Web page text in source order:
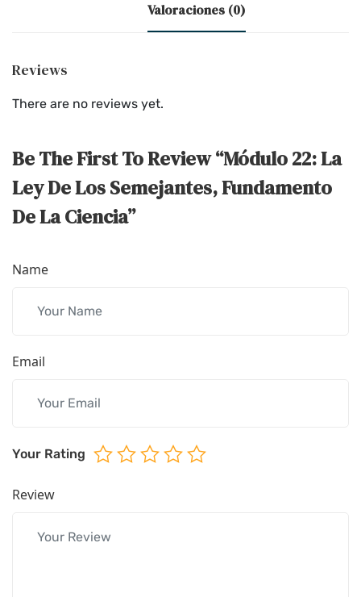
Valoraciones (0)
Reviews
There are no reviews yet.
Be The First To Review “Módulo 22: La
Ley De Los Semejantes, Fundamento
De La Ciencia”
Name
Email
Your Rating
Review